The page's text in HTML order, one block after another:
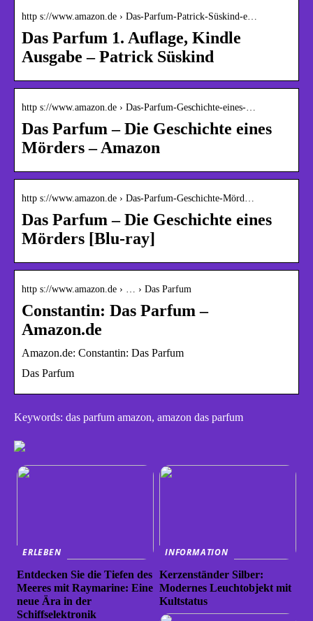
http s://www.amazon.de › Das-Parfum-Patrick-Süskind-e…
Das Parfum 1. Auflage, Kindle
Ausgabe – Patrick Süskind
http s://www.amazon.de › Das-Parfum-Geschichte-eines-…
Das Parfum – Die Geschichte eines
Mörders – Amazon
http s://www.amazon.de › Das-Parfum-Geschichte-Mörd…
Das Parfum – Die Geschichte eines
Mörders [Blu-ray]
http s://www.amazon.de › … › Das Parfum
Constantin: Das Parfum –
Amazon.de
Amazon.de: Constantin: Das Parfum
Das Parfum
Keywords: das parfum amazon, amazon das parfum
ERLEBEN
Entdecken Sie die Tiefen des
Meeres mit Raymarine: Eine
neue Ära in der
Schiffselektronik
INFORMATION
Kerzenständer Silber:
Modernes Leuchtobjekt mit
Kultstatus